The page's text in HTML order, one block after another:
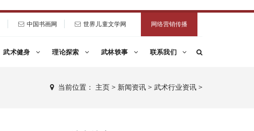
中国书画网 世界儿童文学网 网络营销传播
武术健身 理论探索 武林轶事 联系我们
当前位置： 主页 > 新闻资讯 > 武术行业资讯 >